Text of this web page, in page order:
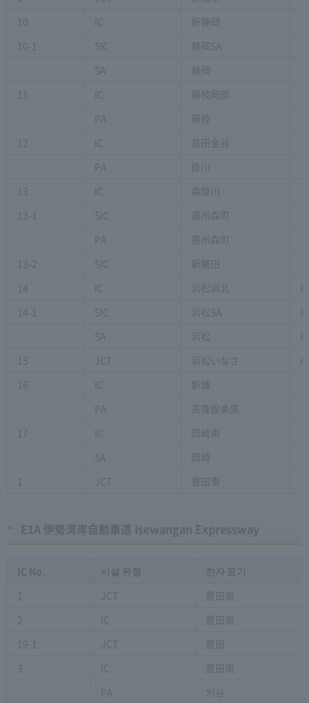
10
IC 新静岡
10-1
SIC 静岡SA
SA
静岡
11
IC 藤枝岡部
PA
藤枝
12
IC 島田金谷
PA
掛川
13
IC 森掛川
13-1
SIC 遠州森町
PA
遠州森町
13-2
SIC 新磐田
14
IC 浜松浜北
14-1
SIC 浜松SA
SA
浜松
15
JCT 浜松いなさ
16
IC 新城
PA
長篠設楽原
17
IC 岡崎東
SA
岡崎
1
JCT 豊田東
E1A 伊勢湾岸自動車道 Isewangan Expressway
1
JCT
豊田東
2
IC
豊田東
19-1
JCT
豊田
3
IC
豊田南
PA
刈谷